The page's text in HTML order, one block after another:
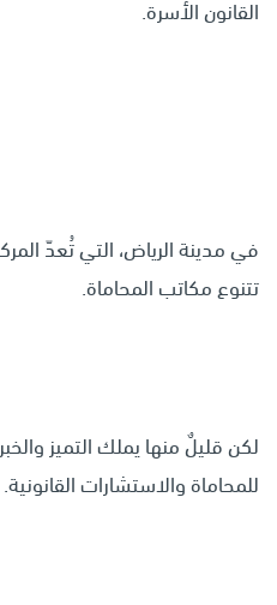
القانون الأسرة.
في مدينة الرياض، التي تُعدّ
تتنوع مكاتب المحاماة.
لكن قليلٌ منها يملك التميز
للمحاماة والاستشارات القانونية.